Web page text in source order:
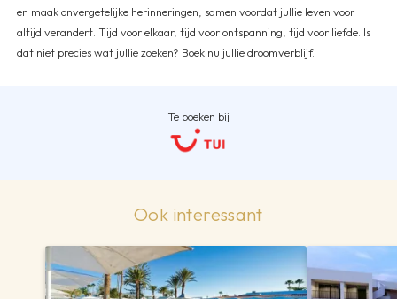
en maak onvergetelijke herinneringen, samen voordat jullie leven voor
altijd verandert. Tijd voor elkaar, tijd voor ontspanning, tijd voor liefde. Is
dat niet precies wat jullie zoeken? Boek nu jullie droomverblijf.
Te boeken bij
Ook interessant